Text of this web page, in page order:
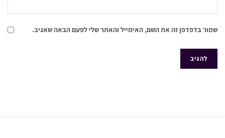
שמור בדפדפן זה את השם, האימייל והאתר שלי לפעם הבאה שאגיב.